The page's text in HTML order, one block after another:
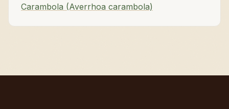
Carambola (Averrhoa carambola)